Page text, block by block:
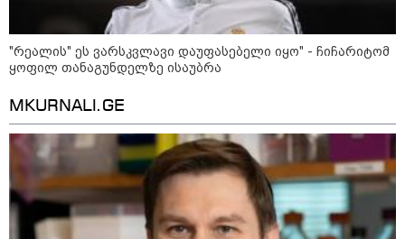
მორიგი თავდასხმა რუსეთში,
ნავთობგადამამუშავებელ
ქარხანაზე - რა დეტალებია
ცნობილი
კატეგორიის ყველა სიახლე
"რეალის" ეს ვარსკვლავი დაუფასებელი იყო" - ჩიჩარიტომ
ყოფილ თანაგუნდელზე ისაუბრა
MKURNALI.GE